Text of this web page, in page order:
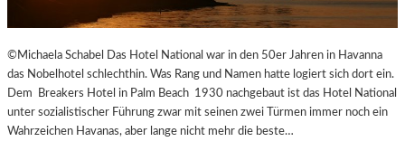
©Michaela Schabel Das Hotel National war in den 50er Jahren in Havanna
das Nobelhotel schlechthin. Was Rang und Namen hatte logiert sich dort ein.
Dem Breakers Hotel in Palm Beach 1930 nachgebaut ist das Hotel National
unter sozialistischer Führung zwar mit seinen zwei Türmen immer noch ein
Wahrzeichen Havanas, aber lange nicht mehr die beste…